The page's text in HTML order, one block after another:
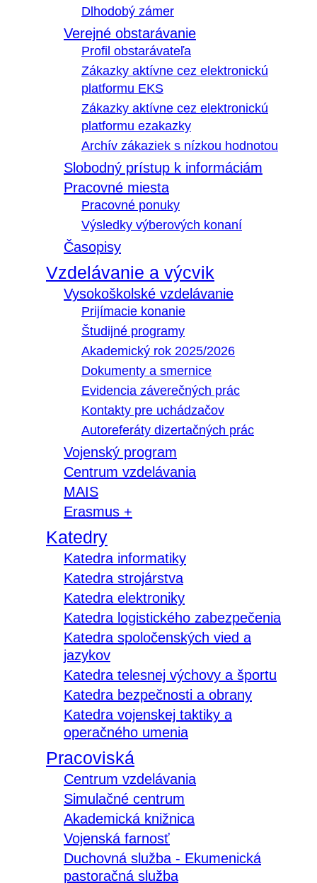
Dlhodobý zámer
Verejné obstarávanie
Profil obstarávateľa
Zákazky aktívne cez elektronickú
platformu EKS
Zákazky aktívne cez elektronickú
platformu ezakazky
Archív zákaziek s nízkou hodnotou
Slobodný prístup k informáciám
Pracovné miesta
Pracovné ponuky
Výsledky výberových konaní
Časopisy
Vzdelávanie a výcvik
Vysokoškolské vzdelávanie
Prijímacie konanie
Študijné programy
Akademický rok 2025/2026
Dokumenty a smernice
Evidencia záverečných prác
Kontakty pre uchádzačov
Autoreferáty dizertačných prác
Vojenský program
Centrum vzdelávania
MAIS
Erasmus +
Katedry
Katedra informatiky
Katedra strojárstva
Katedra elektroniky
Katedra logistického zabezpečenia
Katedra spoločenských vied a
jazykov
Katedra telesnej výchovy a športu
Katedra bezpečnosti a obrany
Katedra vojenskej taktiky a
operačného umenia
Pracoviská
Centrum vzdelávania
Simulačné centrum
Akademická knižnica
Vojenská farnosť
Duchovná služba - Ekumenická
pastoračná služba